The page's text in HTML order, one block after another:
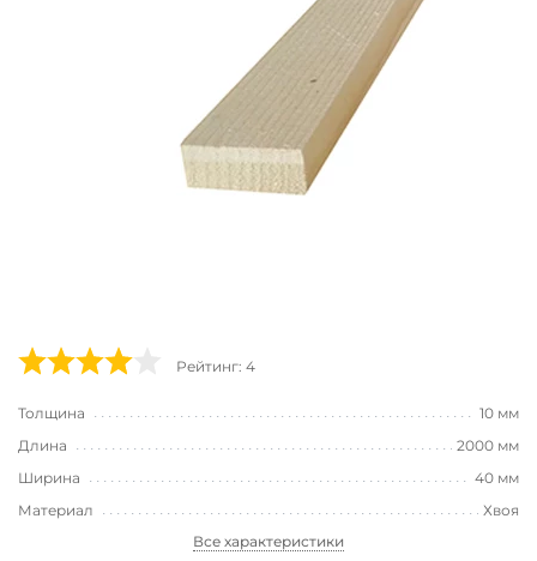
Рейтинг: 4
Толщина
10 мм
Длина
2000 мм
Ширина
40 мм
Материал
Хвоя
Все характеристики